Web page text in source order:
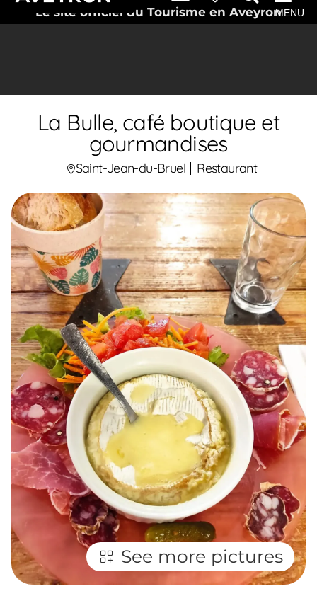
Le site officiel du Tourisme en AveyronMENU
La Bulle, café boutique et
gourmandises
Saint-Jean-du-Bruel Restaurant
See more pictures